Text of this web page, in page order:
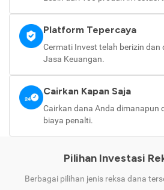
Platform Tepercaya
Cermati Invest telah berizin
Jasa Keuangan.
Cairkan Kapan Saja
Cairkan dana Anda dimanapun
biaya penalti.
Pilihan Investasi
Berbagai pilihan jenis reksa dana